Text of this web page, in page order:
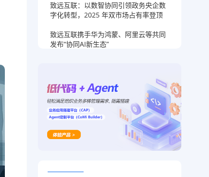
致远互联：以数智协同引领政务央企数
字化转型，2025 年双市场占有率登顶
致远互联携手华为鸿蒙、阿里云等共同
发布“协同AI新生态”